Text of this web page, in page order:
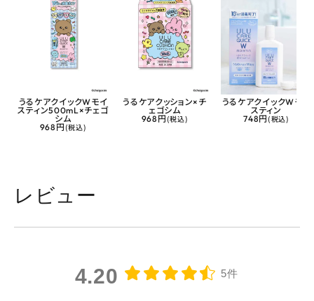
うるケアクイックWモイ
スティン500mL×チェゴ
シム
968円 (税込)
うるケアクッション×チ
ェゴシム
968円 (税込)
うるケアクイックWモイ
スティン
748円 (税込)
レビュー
4.20 5件